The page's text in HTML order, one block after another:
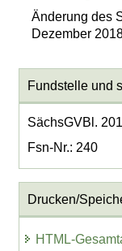
Änderung des
Dezember
Fundstelle und
SächsGVBl.
Fsn-Nr.: 240
Drucken/
HTML-